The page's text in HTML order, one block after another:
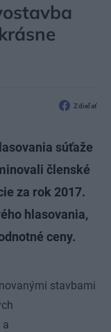
Zdieľať
súťaže
členské
za rok 2017.
hlasovania,
ceny.
stavbami
a